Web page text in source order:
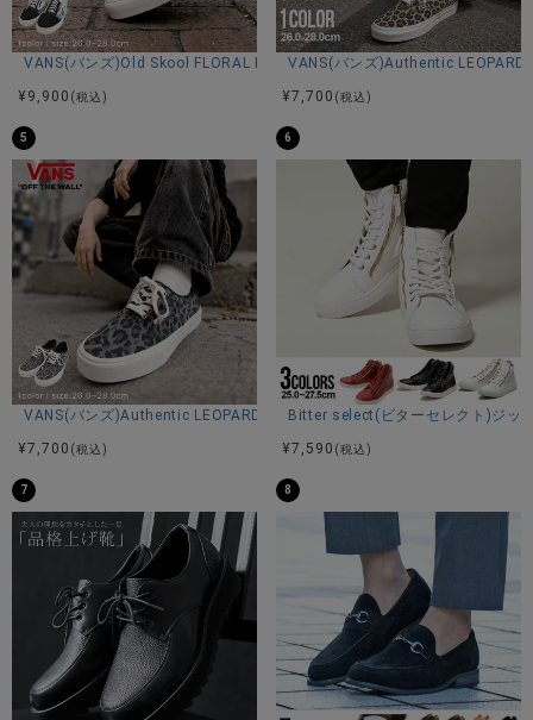
VANS(バンズ)Old Skool FLORAL NAVY/全1色
¥ 9,900 (税込)
VANS(バンズ)Authentic
¥7,700 (税込)
5
VANS(バンズ)Authentic LEOPARD BLACK/PEWTER/全1色
¥7,700 (税込)
6
Bitter select(ビターセレクト)ジッ
¥7,590 (税込)
7 8